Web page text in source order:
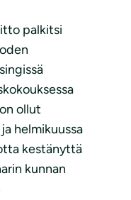
palkitsi
ollut
helmikuussa
kestänyttä
kunnan